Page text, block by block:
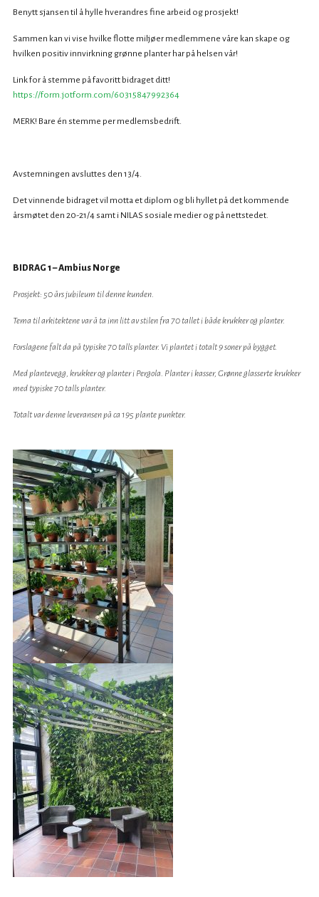
Benytt sjansen til å hylle hverandres fine arbeid og prosjekt!
Sammen kan vi vise hvilke flotte miljøer medlemmene våre kan skape og
hvilken positiv innvirkning grønne planter har på helsen vår!
Link for å stemme på favoritt bidraget ditt!
https://form.jotform.com/60315847992364
MERK! Bare én stemme per medlemsbedrift.
Avstemningen avsluttes den 13/4.
Det vinnende bidraget vil motta et diplom og bli hyllet på det kommende
årsmøtet den 20-21/4 samt i NILAS sosiale medier og på nettstedet.
BIDRAG 1 – Ambius Norge
Prosjekt: 50 års jubileum til denne kunden.
Tema til arkitektene var å ta inn litt av stilen fra 70 tallet i både krukker og planter.
Forslagene falt da på typiske 70 talls planter. Vi plantet i totalt 9 soner på bygget.
Med plantevegg, krukker og planter i Pergola. Planter i kasser, Grønne glasserte krukker
med typiske 70 talls planter.
Totalt var denne leveransen på ca 195 plante punkter.